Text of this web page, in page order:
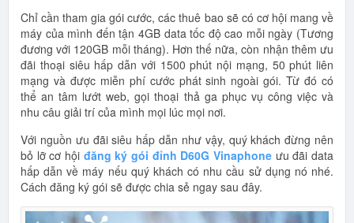
Chỉ cần tham gia gói cước, các thuê bao sẽ có cơ hội mang về
máy của mình đến tận 4GB data tốc độ cao mỗi ngày (Tương
đương với 120GB mỗi tháng). Hơn thế nữa, còn nhận thêm ưu
đãi thoại siêu hấp dẫn với 1500 phút nội mạng, 50 phút liên
mạng và được miễn phí cước phát sinh ngoài gói. Từ đó có
thể an tâm lướt web, gọi thoại thả ga phục vụ công việc và
nhu câu giải trí của mình mọi lúc mọi nơi.
Với nguồn ưu đãi siêu hấp dẫn như vậy, quý khách đừng nên
bỏ lỡ cơ hội đăng ký gói đỉnh D60G Vinaphone ưu đãi data
hấp dẫn về máy nếu quý khách có nhu cầu sử dụng nó nhé.
Cách đăng ký gói sẽ được chia sẻ ngay sau đây.